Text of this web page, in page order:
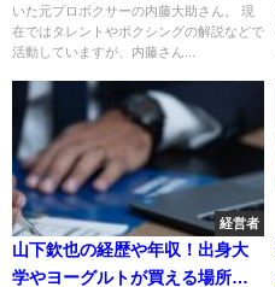
いた元プロボクサーの内藤大助さん。 現
在ではタレントやボクシングの解説などで
活動していますが、内藤さん...
経営者
山下欽也の経歴や年収！出身大
学やヨーグルトが買える場所も